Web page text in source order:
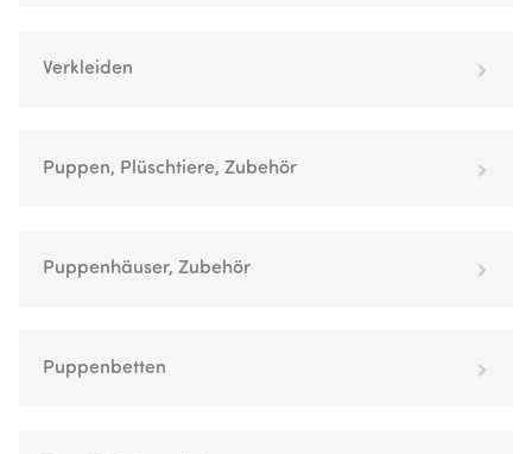
Verkleiden
Puppen, Plüschtiere, Zubehör
Puppenhäuser, Zubehör
Puppenbetten